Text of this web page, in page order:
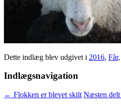
Dette indlæg blev udgivet i 2016, Får,
Indlægsnavigation
← Flokken er blevet skilt Næsten